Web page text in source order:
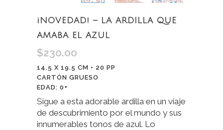
¡NOVEDAD! – LA ARDILLA QUE
AMABA EL AZUL
$230.00
14.5 X 19.5 CM • 20 PP
CARTÓN GRUESO
EDAD: 0+
Sigue a esta adorable ardilla en un viaje
de descubrimiento por el mundo y sus
innumerables tonos de azul. Lo